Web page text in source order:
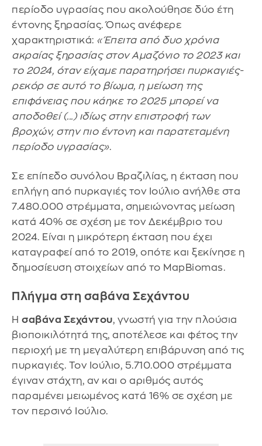
περίοδο υγρασίας που ακολούθησε δύο έτη
έντονης ξηρασίας. Όπως ανέφερε
χαρακτηριστικά: «Έπειτα από δυο χρόνια
ακραίας ξηρασίας στον Αμαζόνιο το 2023 και
το 2024, όταν είχαμε παρατηρήσει πυρκαγιές-
ρεκόρ σε αυτό το βίωμα, η μείωση της
επιφάνειας που κάηκε το 2025 μπορεί να
αποδοθεί (...) ιδίως στην επιστροφή των
βροχών, στην πιο έντονη και παρατεταμένη
περίοδο υγρασίας».
Σε επίπεδο συνόλου Βραζιλίας, η έκταση που
επλήγη από πυρκαγιές τον Ιούλιο ανήλθε στα
7.480.000 στρέμματα, σημειώνοντας μείωση
κατά 40% σε σχέση με τον Δεκέμβριο του
2024. Είναι η μικρότερη έκταση που έχει
καταγραφεί από το 2019, οπότε και ξεκίνησε η
δημοσίευση στοιχείων από το MapBiomas.
Πλήγμα στη σαβάνα Σεχάντου
Η σαβάνα Σεχάντου, γνωστή για την πλούσια
βιοποικιλότητά της, αποτέλεσε και φέτος την
περιοχή με τη μεγαλύτερη επιβάρυνση από τις
πυρκαγιές. Τον Ιούλιο, 5.710.000 στρέμματα
έγιναν στάχτη, αν και ο αριθμός αυτός
παραμένει μειωμένος κατά 16% σε σχέση με
τον περσινό Ιούλιο.